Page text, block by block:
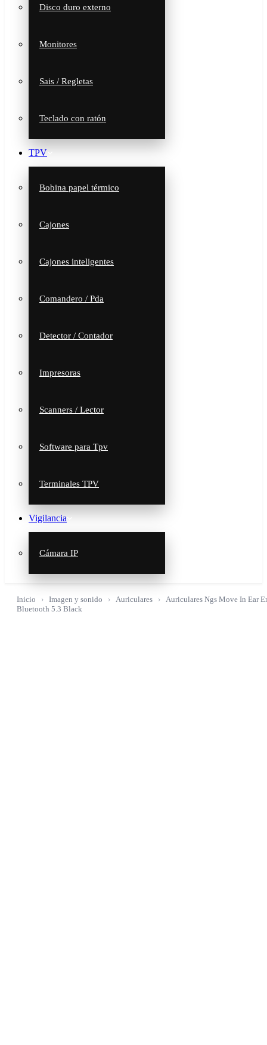
Disco duro externo
Monitores
Sais / Regletas
Teclado con ratón
TPV
Bobina papel térmico
Cajones
Cajones inteligentes
Comandero / Pda
Detector / Contador
Impresoras
Scanners / Lector
Software para Tpv
Terminales TPV
Vigilancia
Cámara IP
Inicio Imagen y sonido Auriculares
Auriculares Ngs Move In Ear
Bluetooth 5.3 Black